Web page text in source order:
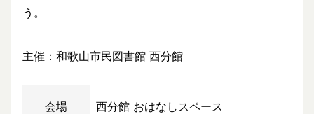
う。
主催：和歌山市民図書館 西分館
会場 西分館 おはなしスペース